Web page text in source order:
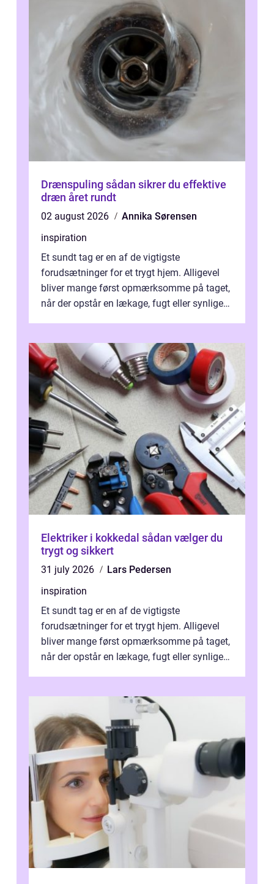
Drænspuling sådan sikrer du effektive
dræn året rundt
02 august 2026
Annika Sørensen
inspiration
Et sundt tag er en af de vigtigste
forudsætninger for et trygt hjem. Alligevel
bliver mange først opmærksomme på taget,
når der opstår en lækage, fugt eller synlige
Elektriker i kokkedal sådan vælger du
trygt og sikkert
31 july 2026
Lars Pedersen
inspiration
Et sundt tag er en af de vigtigste
forudsætninger for et trygt hjem. Alligevel
bliver mange først opmærksomme på taget,
når der opstår en lækage, fugt eller synlige